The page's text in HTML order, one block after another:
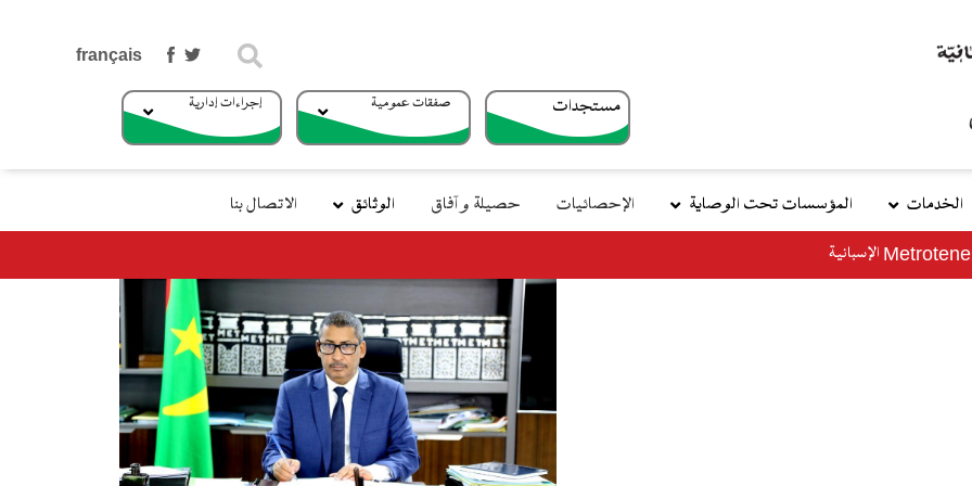
menu
مستجدات صفقات عمومية إجراءات إدارية
الخدمات المؤسسات تحت الوصاية الإحصائيات حصيلة و آفاق الوثائق الاتصال بنا